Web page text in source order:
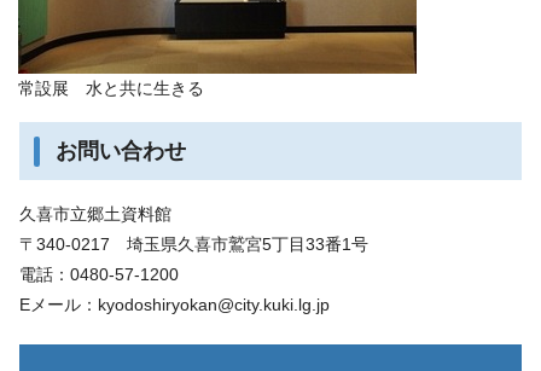
常設展 水と共に生きる
お問い合わせ
久喜市立郷土資料館
〒340-0217 埼玉県久喜市鷲宮5丁目33番1号
電話：0480-57-1200
Eメール：kyodoshiryokan@city.kuki.lg.jp